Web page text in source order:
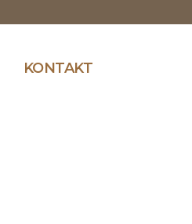
KONTAKT